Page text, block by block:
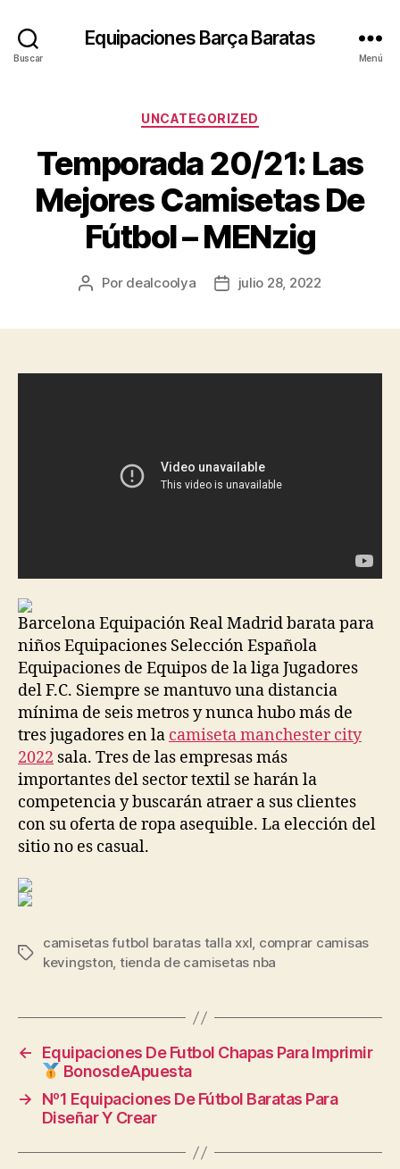
Buscar
Equipaciones Barça Baratas
Menú
Categorías
UNCATEGORIZED
Temporada 20/21: Las
Mejores Camisetas De
Fútbol – MENzig
Autor
Por dealcoolya
Fechajulio 28, 2022
Barcelona Equipación Real Madrid barata para
niños Equipaciones Selección Española
Equipaciones de Equipos de la liga Jugadores
del F.C. Siempre se mantuvo una distancia
mínima de seis metros y nunca hubo más de
tres jugadores en la camiseta manchester city
2022 sala. Tres de las empresas más
importantes del sector textil se harán la
competencia y buscarán atraer a sus clientes
con su oferta de ropa asequible. La elección del
sitio no es casual.
Etiquetas
camisetas futbol baratas talla xxl, comprar camisas
kevingston, tienda de camisetas nba
←
Equipaciones De Futbol Chapas Para Imprimir
BonosdeApuesta
→
Nº1 Equipaciones De Fútbol Baratas Para
Diseñar Y Crear